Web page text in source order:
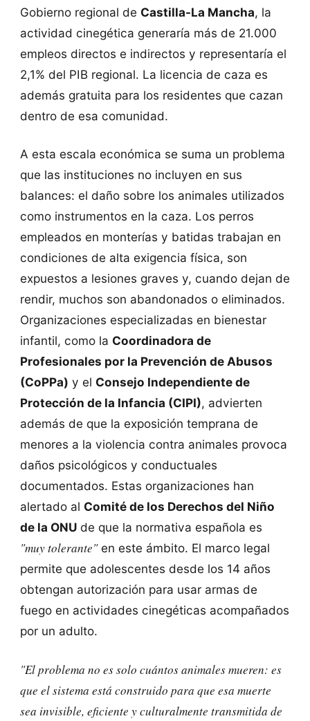
Gobierno regional de Castilla-La Mancha, la
actividad cinegética generaría más de 21.000
empleos directos e indirectos y representaría el
2,1% del PIB regional. La licencia de caza es
además gratuita para los residentes que cazan
dentro de esa comunidad.
A esta escala económica se suma un problema
que las instituciones no incluyen en sus
balances: el daño sobre los animales utilizados
como instrumentos en la caza. Los perros
empleados en monterías y batidas trabajan en
condiciones de alta exigencia física, son
expuestos a lesiones graves y, cuando dejan de
rendir, muchos son abandonados o eliminados.
Organizaciones especializadas en bienestar
infantil, como la Coordinadora de
Profesionales por la Prevención de Abusos
(CoPPa) y el Consejo Independiente de
Protección de la Infancia (CIPI), advierten
además de que la exposición temprana de
menores a la violencia contra animales provoca
daños psicológicos y conductuales
documentados. Estas organizaciones han
alertado al Comité de los Derechos del Niño
de la ONUde que la normativa española es
"muy tolerante"en este ámbito. El marco legal
permite que adolescentes desde los 14 años
obtengan autorización para usar armas de
fuego en actividades cinegéticas acompañados
por un adulto.
"El problema no es solo cuántos animales mueren: es
que el sistema está construido para que esa muerte
sea invisible, eficiente y culturalmente transmitida de